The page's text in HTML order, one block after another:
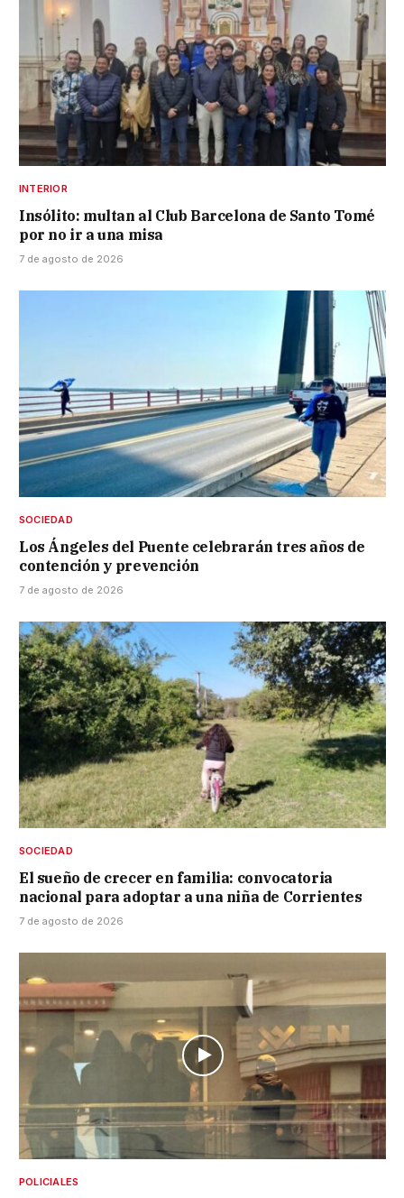
INTERIOR
Insólito: multan al Club Barcelona de Santo Tomé
por no ir a una misa
7 de agosto de 2026
SOCIEDAD
Los Ángeles del Puente celebrarán tres años de
contención y prevención
7 de agosto de 2026
SOCIEDAD
El sueño de crecer en familia: convocatoria
nacional para adoptar a una niña de Corrientes
7 de agosto de 2026
POLICIALES